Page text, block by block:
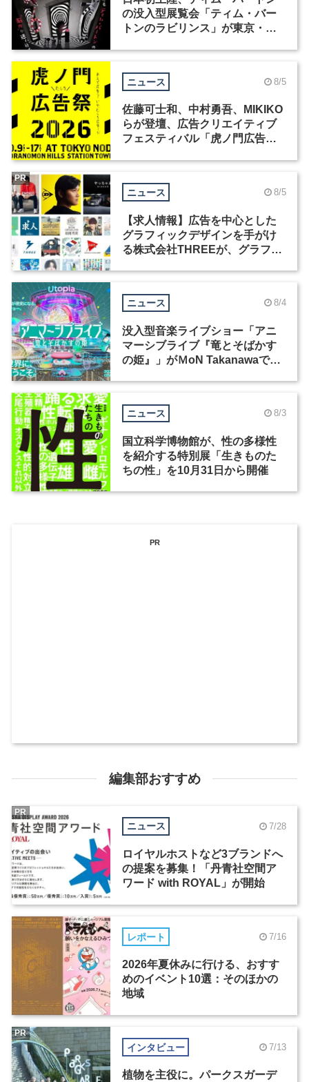
の没入型展覧会「ティム・バー
トンのラビリンス」が東京・豊
ニュース 8/5
佐藤可士和、中村勇吾、MIKIKO
らが登壇、広告クリエイティブ
フェスティバル「虎ノ門広告
ニュース 8/5
【求人情報】広告を中心とした
グラフィックデザインを手がけ
る株式会社THREEが、グラフィ
PR
ニュース 8/4
没入型音楽ライブショー「アニ
マーシブライブ『竜とそばかす
の姫』」がＭoN Takanawaで開
ニュース 8/3
国立科学博物館が、性の多様性
を紹介する特別展「生きものた
ちの性」を10月31日から開催
PR
編集部おすすめ
ニュース 7/28
ロイヤルホストなど3ブランドへ
の提案を募集！「丹青社空間ア
ワード with ROYAL」が開始
PR
レポート 7/16
2026年夏休みに行ける、おすす
めのイベント10選：そのほかの
地域
インタビュー 7/13
植物を主役に。パークスガーデ
PR